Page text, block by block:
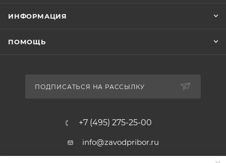
ИНФОРМАЦИЯ
ПОМОЩЬ
ПОДПИСАТЬСЯ НА РАССЫЛКУ
+7 (495) 275-25-00
info@zavodpribor.ru